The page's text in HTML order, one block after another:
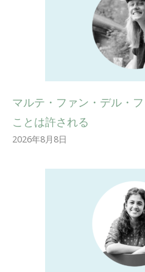
マルテ・ファン・デル・
ことは許される
2026年8月8日